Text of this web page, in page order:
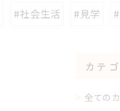
#社会生活 #見学
カテ
全ての